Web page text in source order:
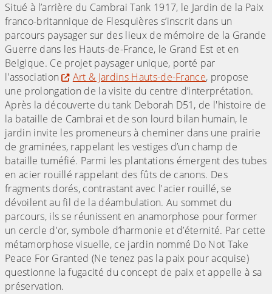
Situé à l’arrière du Cambrai Tank 1917, le Jardin de la Paix
franco-britannique de Flesquières s’inscrit dans un
parcours paysager sur des lieux de mémoire de la Grande
Guerre dans les Hauts-de-France, le Grand Est et en
Belgique. Ce projet paysager unique, porté par
l'association
Art & Jardins Hauts-de-France, propose
une prolongation de la visite du centre d’interprétation.
Après la découverte du tank Deborah D51, de l'histoire de
la bataille de Cambrai et de son lourd bilan humain, le
jardin invite les promeneurs à cheminer dans une prairie
de graminées, rappelant les vestiges d’un champ de
bataille tuméfié. Parmi les plantations émergent des tubes
en acier rouillé rappelant des fûts de canons. Des
fragments dorés, contrastant avec l'acier rouillé, se
dévoilent au fil de la déambulation. Au sommet du
parcours, ils se réunissent en anamorphose pour former
un cercle d'or, symbole d’harmonie et d’éternité. Par cette
métamorphose visuelle, ce jardin nommé Do Not Take
Peace For Granted (Ne tenez pas la paix pour acquise)
questionne la fugacité du concept de paix et appelle à sa
préservation.